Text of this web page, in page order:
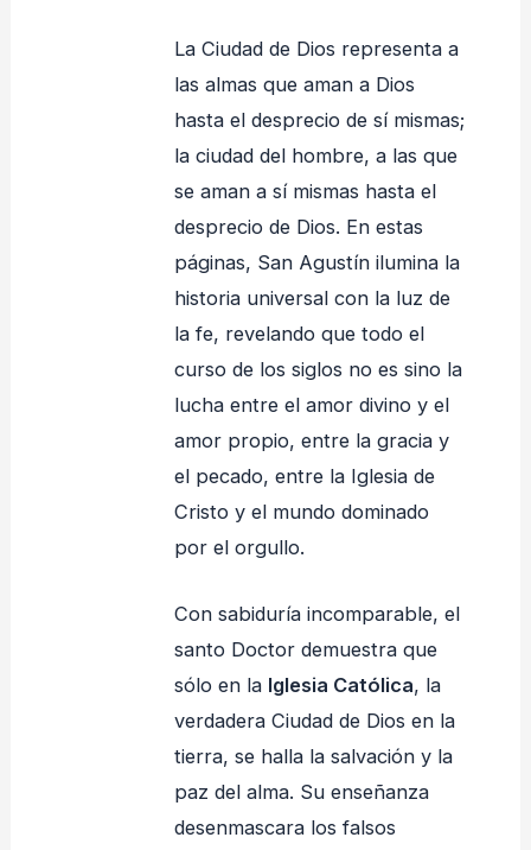
La Ciudad de Dios representa a
las almas que aman a Dios
hasta el desprecio de sí mismas;
la ciudad del hombre, a las que
se aman a sí mismas hasta el
desprecio de Dios. En estas
páginas, San Agustín ilumina la
historia universal con la luz de
la fe, revelando que todo el
curso de los siglos no es sino la
lucha entre el amor divino y el
amor propio, entre la gracia y
el pecado, entre la Iglesia de
Cristo y el mundo dominado
por el orgullo.
Con sabiduría incomparable, el
santo Doctor demuestra que
sólo en la Iglesia Católica, la
verdadera Ciudad de Dios en la
tierra, se halla la salvación y la
paz del alma. Su enseñanza
desenmascara los falsos